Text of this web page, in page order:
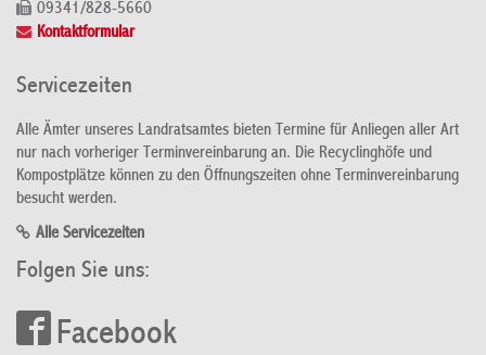
09341/828-5660
Kontaktformular
Servicezeiten
Alle Ämter unseres Landratsamtes bieten Termine für Anliegen aller Art
nur nach vorheriger Terminvereinbarung an. Die Recyclinghöfe und
Kompostplätze können zu den Öffnungszeiten ohne Terminvereinbarung
besucht werden.
Alle Servicezeiten
Folgen Sie uns:
Facebook